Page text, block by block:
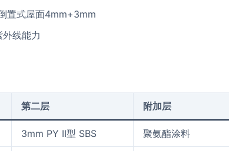
置式屋面4mm+3mm
线能力
第二层 附加层
3mm PY II型 SBS 聚氨酯涂料